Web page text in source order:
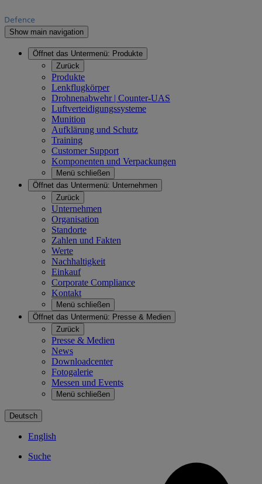
Show main navigation
Öffnet das Untermenü: Produkte
Zurück
Produkte
Lenkflugkörper
Drohnenabwehr | Counter-UAS
Luftverteidigungssysteme
Munition
Aufklärung und Schutz
Training
Customer Support
Komponenten und Verpackungen
Menü schließen
Öffnet das Untermenü: Unternehmen
Zurück
Unternehmen
Organisation
Standorte
Zahlen und Fakten
Werte
Nachhaltigkeit
Einkauf
Corporate Compliance
Kontakt
Menü schließen
Öffnet das Untermenü: Presse & Medien
Zurück
Presse & Medien
News
Downloadcenter
Fotogalerie
Messen und Events
Menü schließen
Deutsch
English
Suche